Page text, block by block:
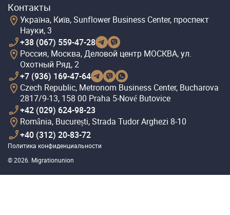
Контакты
Україна, Київ, Sunflower Business Center, проспект
Науки, 3
+38 (067) 559-47-28
Россия, Москва, Деловой центр МОСКВА, ул.
Охотный Ряд, 2
+7 (936) 169-47-64
Czech Republic, Metronom Business Center, Bucharova
2817/9-13, 158 00 Praha 5-Nové Butovice
+42 (029) 624-98-23
România, București, Strada Tudor Arghezi 8-10
+40 (312) 20-83-72
© 2026. Migrationunion
Политика конфиденциальности